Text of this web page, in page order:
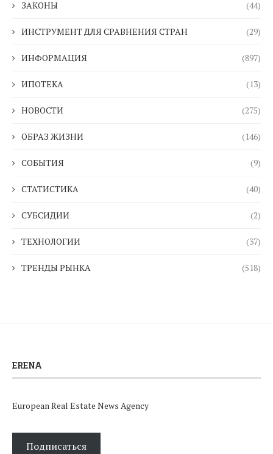
ЗАКОНЫ (44)
ИНСТРУМЕНТ ДЛЯ СРАВНЕНИЯ СТРАН (29)
ИНФОРМАЦИЯ (897)
ИПОТЕКА (13)
НОВОСТИ (275)
ОБРАЗ ЖИЗНИ (146)
СОБЫТИЯ (9)
СТАТИСТИКА (40)
СУБСИДИИ (2)
ТЕХНОЛОГИИ (37)
ТРЕНДЫ РЫНКА (518)
ERENA
European Real Estate News Agency
Подписаться